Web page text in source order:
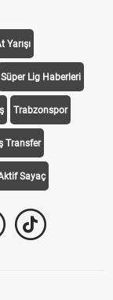
Yarışı
Süper Lig Haberleri
Trabzonspor
Transfer
Sayaç